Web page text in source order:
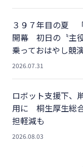
３９７年目の夏
開幕 初日の〝主
乗っておはやし競
2026.07.31
ロボット支援下、
用に 桐生厚生総
担軽減も
2026.08.03